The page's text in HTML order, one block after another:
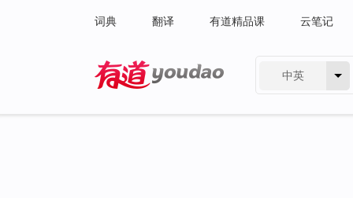
词典 翻译 有道精品课 云笔记
中英